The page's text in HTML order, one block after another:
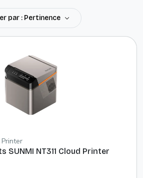
par : Pertinence
SUNMI NT311 Cloud Printer